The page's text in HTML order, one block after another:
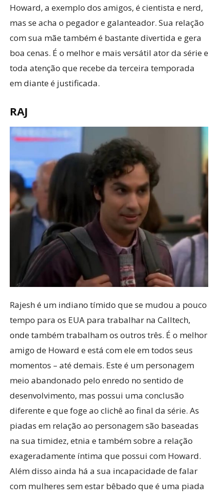
Howard, a exemplo dos amigos, é cientista e nerd,
mas se acha o pegador e galanteador. Sua relação
com sua mãe também é bastante divertida e gera
boa cenas. É o melhor e mais versátil ator da série e
toda atenção que recebe da terceira temporada
em diante é justificada.
RAJ
Rajesh é um indiano tímido que se mudou a pouco
tempo para os EUA para trabalhar na Calltech,
onde também trabalham os outros três. É o melhor
amigo de Howard e está com ele em todos seus
momentos – até demais. Este é um personagem
meio abandonado pelo enredo no sentido de
desenvolvimento, mas possui uma conclusão
diferente e que foge ao clichê ao final da série. As
piadas em relação ao personagem são baseadas
na sua timidez, etnia e também sobre a relação
exageradamente íntima que possui com Howard.
Além disso ainda há a sua incapacidade de falar
com mulheres sem estar bêbado que é uma piada